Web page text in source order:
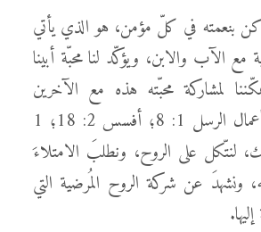
بنعمته في كلّ مؤمن، هو الذي يأتي
مع الآب والابن، ويؤكّد لنا محبّة أبينا
لمشاركة محبّته هذه مع الآخرين
(رومية 8: 16؛ أعمال الرسل 1: 8؛ أفسس 2: 18؛ 1
3). لذلك، لنتّكل على الروح، ونطلبَ الامتلاءَ
ونشهدَ عن شركة الروح المُرضية التي